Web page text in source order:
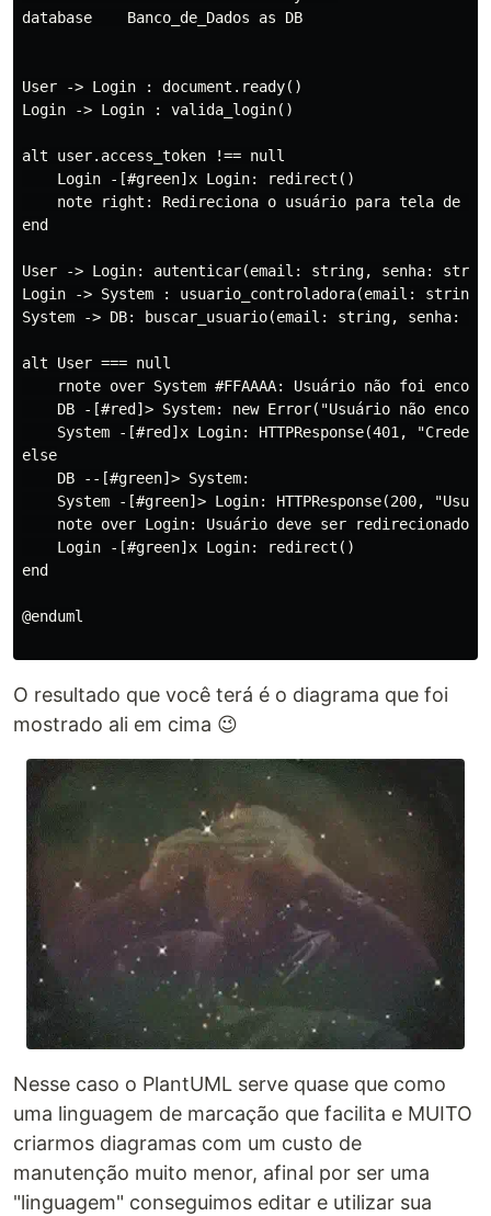
database    Banco_de_Dados as DB
User -> Login : document.ready()
Login -> Login : valida_login()
alt user.access_token !== null
    Login -[#green]x Login: redirect()
note right: Redireciona o usuário para tela
end
User -> Login: autenticar(email: string, senha:
Login -> System : usuario_controladora(email:
System -> DB: buscar_usuario(email: string, senha:
alt User === null
rnote over System #FFAAAA: Usuário não foi
DB -[#red]> System: new Error("Usuário não
System -[#red]x Login: HTTPResponse(401,
else
    DB --[#green]> System:
System -[#green]> Login: HTTPResponse(200,
note over Login: Usuário deve ser redirecionado
    Login -[#green]x Login: redirect()
end
@enduml
O resultado que você terá é o diagrama que foi
mostrado ali em cima 😉
Nesse caso o PlantUML serve quase que como
uma linguagem de marcação que facilita e MUITO
criarmos diagramas com um custo de
manutenção muito menor, afinal por ser uma
"linguagem" conseguimos editar e utilizar sua